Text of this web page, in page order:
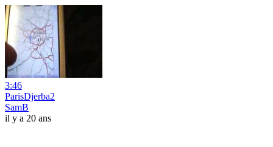
3:46
ParisDjerba2
SamB
il y a 20 ans